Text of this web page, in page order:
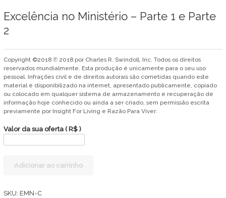
Excelência no Ministério – Parte 1 e Parte
2
Copyright ©2018 ℗ 2018 por Charles R. Swindoll, Inc. Todos os direitos
reservados mundialmente. Esta produção é unicamente para o seu uso
pessoal. Infrações civil e de direitos autorais são cometidas quando este
material é disponibilizado na internet, apresentado publicamente, copiado
ou colocado em qualquer sistema de armazenamento e recuperação de
informação hoje conhecido ou ainda a ser criado, sem permissão escrita
previamente por Insight For Living e Razão Para Viver.
Valor da sua oferta ( R$ )
Adicionar ao carrinho
SKU: EMN-C